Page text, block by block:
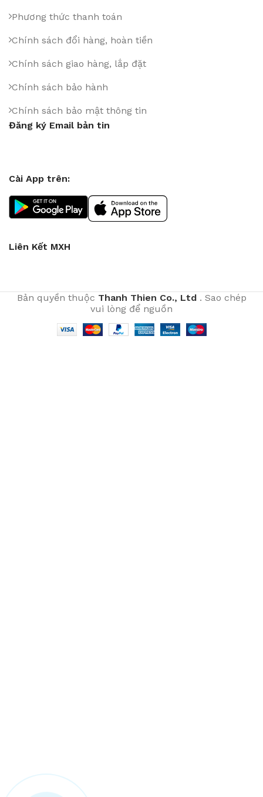
Phương thức thanh toán
Chính sách đổi hàng, hoàn tiền
Chính sách giao hàng, lắp đặt
Chính sách bảo hành
Chính sách bảo mật thông tin
Đăng ký Email bản tin
Cài App trên:
Liên Kết MXH
Bản quyền thuộc Thanh Thien Co., Ltd. Sao chép
vui lòng để nguồn